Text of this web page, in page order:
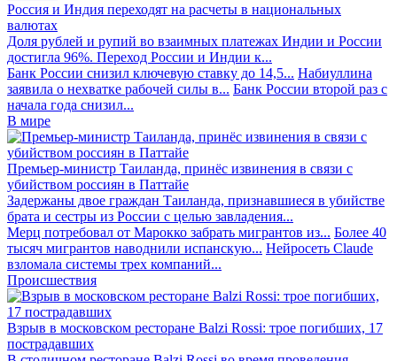
Россия и Индия переходят на расчеты в национальных
валютах
Доля рублей и рупий во взаимных платежах Индии и России
достигла 96%. Переход России и Индии к...
Банк России снизил ключевую ставку до 14,5... Набиуллина
заявила о нехватке рабочей силы в... Банк России второй раз с
начала года снизил...
В мире
Премьер-министр Таиланда, принёс извинения в связи с
убийством россиян в Паттайе
Задержаны двое граждан Таиланда, признавшиеся в убийстве
брата и сестры из России с целью завладения...
Мерц потребовал от Марокко забрать мигрантов из... Более 40
тысяч мигрантов наводнили испанскую... Нейросеть Claude
взломала системы трех компаний...
Происшествия
Взрыв в московском ресторане Balzi Rossi: трое погибших, 17
пострадавших